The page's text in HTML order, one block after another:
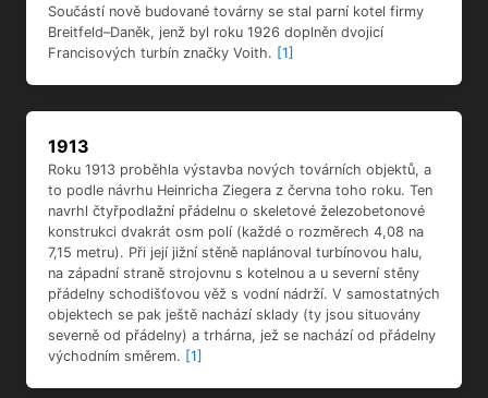
Součástí nově budované továrny se stal parní kotel firmy
Breitfeld–Daněk, jenž byl roku 1926 doplněn dvojicí
Francisových turbín značky Voith. [1]
1913
Roku 1913 proběhla výstavba nových továrních objektů, a
to podle návrhu Heinricha Ziegera z června toho roku. Ten
navrhl čtyřpodlažní přádelnu o skeletové železobetonové
konstrukci dvakrát osm polí (každé o rozměrech 4,08 na
7,15 metru). Při její jižní stěně naplánoval turbínovou halu,
na západní straně strojovnu s kotelnou a u severní stěny
přádelny schodišťovou věž s vodní nádrží. V samostatných
objektech se pak ještě nachází sklady (ty jsou situovány
severně od přádelny) a trhárna, jež se nachází od přádelny
východním směrem. [1]